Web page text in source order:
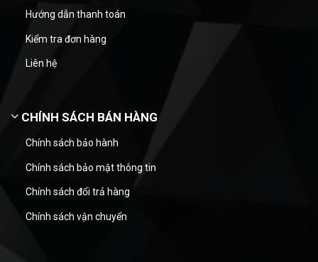
Hướng dẫn thanh toán
Kiểm tra đơn hàng
Liên hệ
CHÍNH SÁCH BÁN HÀNG
Chính sách bảo hành
Chính sách bảo mật thông tin
Chính sách đổi trả hàng
Chính sách vận chuyển